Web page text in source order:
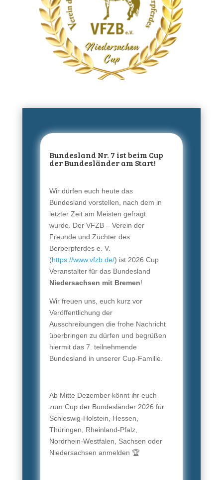
Bundesland Nr. 7 ist beim Cup
der Bundesländer am Start!
Wir dürfen euch heute das
Bundesland vorstellen, nach dem in
letzter Zeit am Meisten gefragt
wurde. Der VFZB – Verein der
Freunde und Züchter des
Berberpferdes e. V.
(https://www.vfzb.de/) ist 2026 Cup
Veranstalter für das Bundesland
Niedersachsen mit Bremen!
Wir freuen uns, euch kurz vor
Veröffentlichung der
Ausschreibungen die frohe Nachricht
überbringen zu dürfen und begrüßen
hiermit das 7. teilnehmende
Bundesland in unserer Cup-Familie.
Ab Mitte Dezember könnt ihr euch
zum Cup der Bundesländer 2026 für
Schleswig-Holstein, Hessen,
Thüringen, Rheinland-Pfalz,
Nordrhein-Westfalen, Sachsen oder
Niedersachsen anmelden 🏆